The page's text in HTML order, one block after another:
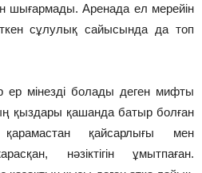
шығармады. Аренада ел мерейін
сұлулық сайысында да топ
ер мінезді болады деген мифты
қыздары қашанда батыр болған
қайсарлығы мен
нәзіктігін ұмытпаған.